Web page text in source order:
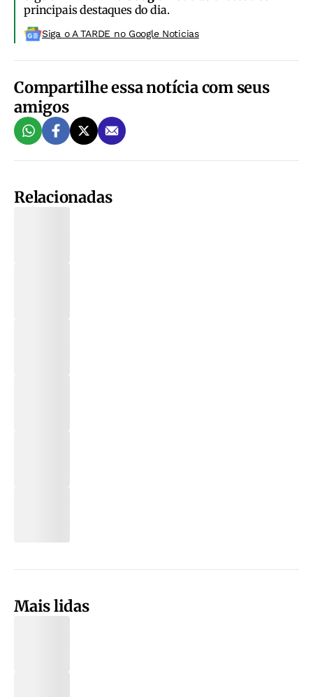
principais destaques do dia.
Siga o A TARDE no Google Noticias
Compartilhe essa notícia com seus
amigos
Relacionadas
Mais lidas